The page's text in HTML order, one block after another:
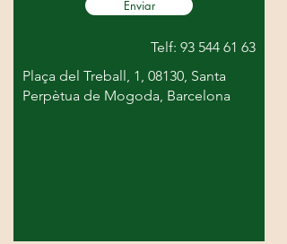
Enviar
Telf: 93 544 61 63
Plaça del Treball, 1, 08130, Santa
Perpètua de Mogoda, Barcelona